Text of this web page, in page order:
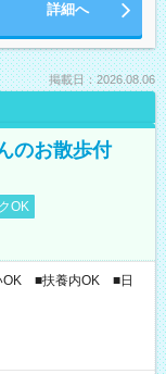
詳細へ
掲載日：2026.08.06
のお散歩付
OK
OK ■扶養内OK ■日